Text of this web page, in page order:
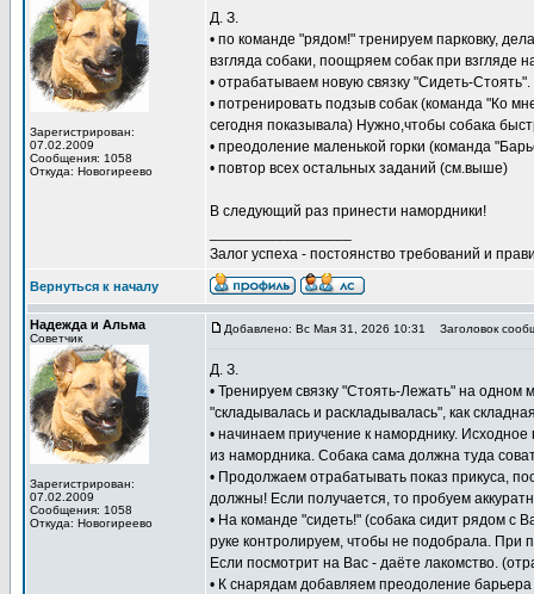
Зарегистрирован:
07.02.2009
Сообщения: 1058
Откуда: Новогиреево
Д. З.
• по команде "рядом!" тренируем парковку,
взгляда собаки, поощряем собак при взгляде
• отрабатываем новую связку "Сидеть-
• потренировать подзыв собак (команда "Ко
сегодня показывала) Нужно,чтобы собака
• преодоление маленькой горки (команда
• повтор всех остальных заданий (см.выше)
В следующий раз принести намордники!
Залог успеха - постоянство требований и
Вернуться к началу
Надежда и Альма
Советчик
Зарегистрирован:
07.02.2009
Сообщения: 1058
Откуда: Новогиреево
Добавлено: Вс Мая 31, 2026 10:31 Заголовок
Д. З.
• Тренируем связку "Стоять-Лежать" на
"складывалась и раскладывалась", как
• начинаем приучение к наморднику.
из намордника. Собака сама должна туда
• Продолжаем отрабатывать показ прикуса,
должны! Если получается, то пробуем
• На команде "сидеть!" (собака сидит рядом с
руке контролируем, чтобы не подобрала. При
Если посмотрит на Вас - даёте лакомство.
• К снарядам добавляем преодоление